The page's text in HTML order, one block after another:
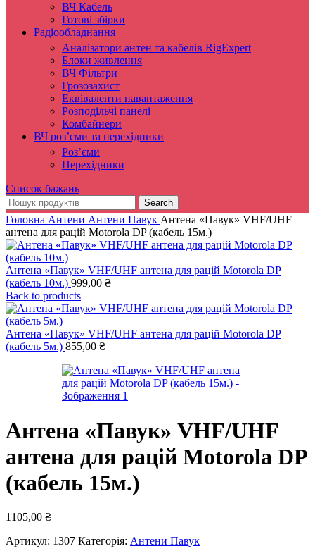
ВЧ Кабель
Готові збірки
Радіообладнання
Аналізатори антен та кабелів RigExpert
Блоки живлення
ВЧ Фільтри
Грозозахист
Еквіваленти навантаження
Розподільчі панелі
Комбайнери
ВЧ роз’єми та перехідники
Роз’єми
Перехідники
Список бажань
Search
Головна Антени Антени Павук Антена «Павук» VHF/UHF
антена для рацій Motorola DP (кабель 15м.)
Антена «Павук» VHF/UHF антена для рацій Motorola DP
(кабель 10м.) 999,00 ₴
Back to products
Антена «Павук» VHF/UHF антена для рацій Motorola DP
(кабель 5м.) 855,00 ₴
Антена «Павук» VHF/UHF
антена для рацій Motorola DP
(кабель 15м.)
1105,00 ₴
Артикул: 1307 Категорія: Антени Павук